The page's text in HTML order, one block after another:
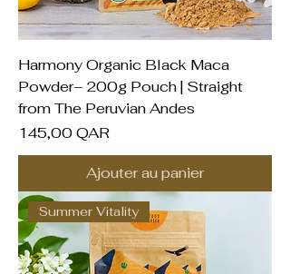
Harmony Organic Black Maca
Powder– 200g Pouch | Straight
from The Peruvian Andes
Prix
145,00 QAR
Ajouter au panier
Summer Vitality